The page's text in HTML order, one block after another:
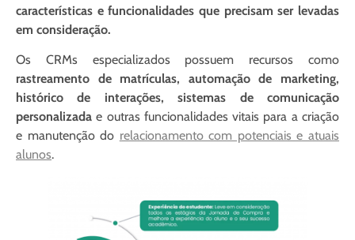
características e funcionalidades que precisam ser levadas
em consideração.
Os CRMs especializados possuem recursos como
rastreamento de matrículas, automação de marketing,
histórico de interações, sistemas de comunicação
personalizadae outras funcionalidades vitais para a criação
e manutenção do relacionamento com potenciais e atuais
alunos.